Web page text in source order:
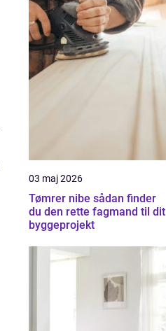
03 maj 2026
Tømrer nibe sådan finder
du den rette fagmand til dit
byggeprojekt